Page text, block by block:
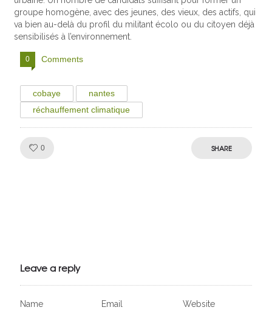
groupe homogène, avec des jeunes, des vieux, des actifs, qui
va bien au-delà du profil du militant écolo ou du citoyen déjà
sensibilisés à l’environnement.
0 Comments
cobaye
nantes
réchauffement climatique
0 SHARE
Leave a reply
Name Email Website